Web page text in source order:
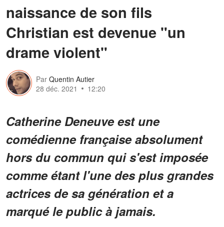
naissance de son fils
Christian est devenue "un
drame violent"
Par Quentin Autier
28 déc. 2021
12:20
Catherine Deneuve est une
comédienne française absolument
hors du commun qui s'est imposée
comme étant l'une des plus grandes
actrices de sa génération et a
marqué le public à jamais.